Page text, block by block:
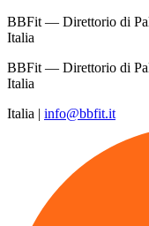
BBFit — Direttorio di
Italia
BBFit — Direttorio di
Italia
Italia | info@bbfit.it